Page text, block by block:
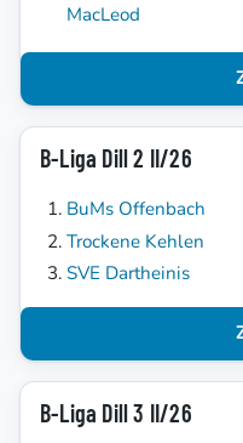
MacLeod
B-Liga Dill 2 II/26
BuMs Offenbach
Trockene Kehlen
SVE Dartheinis
B-Liga Dill 3 II/26